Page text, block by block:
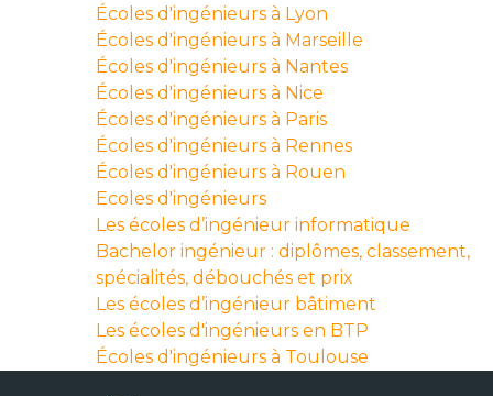
Écoles d'ingénieurs à Lyon
Écoles d'ingénieurs à Marseille
Écoles d'ingénieurs à Nantes
Écoles d'ingénieurs à Nice
Écoles d'ingénieurs à Paris
Écoles d'ingénieurs à Rennes
Écoles d'ingénieurs à Rouen
Ecoles d'ingénieurs
Les écoles d’ingénieur informatique
Bachelor ingénieur : diplômes, classement,
spécialités, débouchés et prix
Les écoles d’ingénieur bâtiment
Les écoles d'ingénieurs en BTP
Écoles d'ingénieurs à Toulouse